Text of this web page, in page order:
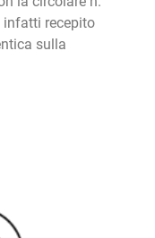
infatti recepito
sulla